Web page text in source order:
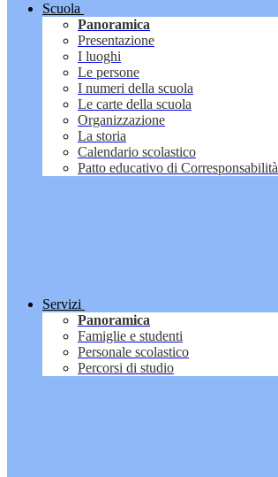
Scuola
Panoramica
Presentazione
I luoghi
Le persone
I numeri della scuola
Le carte della scuola
Organizzazione
La storia
Calendario scolastico
Patto educativo di Corresponsabilità
Servizi
Panoramica
Famiglie e studenti
Personale scolastico
Percorsi di studio